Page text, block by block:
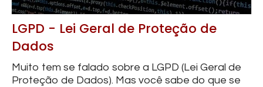
LGPD - Lei Geral de Proteção de
Dados
Muito tem se falado sobre a LGPD (Lei Geral de
Proteção de Dados). Mas você sabe do que se